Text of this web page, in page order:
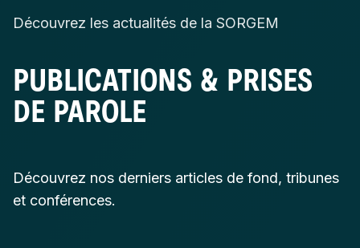
Découvrez les actualités de la SORGEM
PUBLICATIONS & PRISES
DE PAROLE
Découvrez nos derniers articles de fond, tribunes
et conférences.